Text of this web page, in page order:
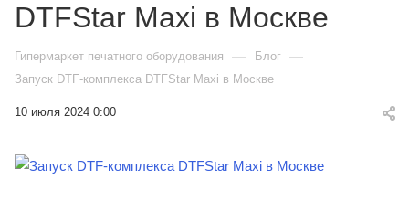
DTFStar Maxi в Москве
Гипермаркет печатного оборудования — Блог —
Запуск DTF-комплекса DTFStar Maxi в Москве
10 июля 2024 0:00